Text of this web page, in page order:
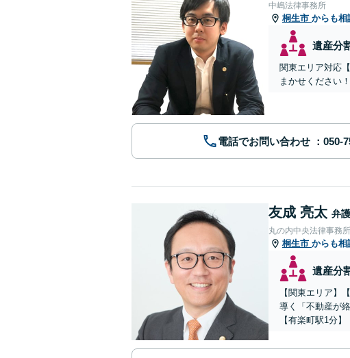
中嶋法律事務所
桐生市 からも相
遺産分
関東エリア対応
まかせください
電話でお問い合わせ
友成 亮太 弁
丸の内中央法律事務所
桐生市 からも相
遺産分
【関東エリア】
導く「不動産が
【有楽町駅1分】